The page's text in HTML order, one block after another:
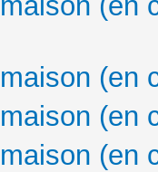
(en
(en
(en